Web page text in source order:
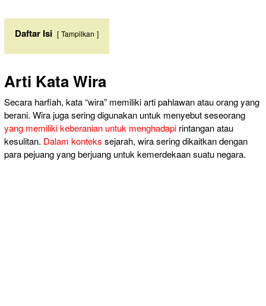
Daftar Isi Tampilkan
Arti Kata Wira
Secara harfiah, kata “wira” memiliki arti pahlawan atau orang yang
berani. Wira juga sering digunakan untuk menyebut seseorang
yang memiliki keberanian untuk menghadapi rintangan atau
kesulitan. Dalam konteks sejarah, wira sering dikaitkan dengan
para pejuang yang berjuang untuk kemerdekaan suatu negara.